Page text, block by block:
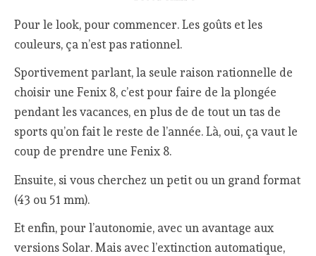
Pour le look, pour commencer. Les goûts et les
couleurs, ça n’est pas rationnel.
Sportivement parlant, la seule raison rationnelle de
choisir une Fenix 8, c’est pour faire de la plongée
pendant les vacances, en plus de de tout un tas de
sports qu’on fait le reste de l’année. Là, oui, ça vaut le
coup de prendre une Fenix 8.
Ensuite, si vous cherchez un petit ou un grand format
(43 ou 51 mm).
Et enfin, pour l’autonomie, avec un avantage aux
versions Solar. Mais avec l’extinction automatique,